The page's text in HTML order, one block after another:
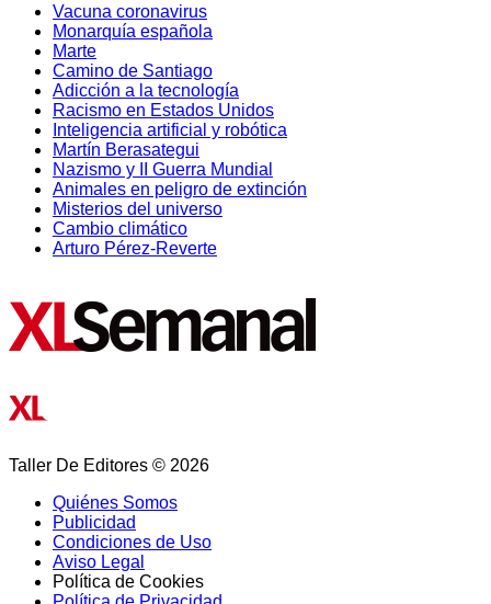
Vacuna coronavirus
Monarquía española
Marte
Camino de Santiago
Adicción a la tecnología
Racismo en Estados Unidos
Inteligencia artificial y robótica
Martín Berasategui
Nazismo y II Guerra Mundial
Animales en peligro de extinción
Misterios del universo
Cambio climático
Arturo Pérez-Reverte
Taller De Editores © 2026
Quiénes Somos
Publicidad
Condiciones de Uso
Aviso Legal
Política de Cookies